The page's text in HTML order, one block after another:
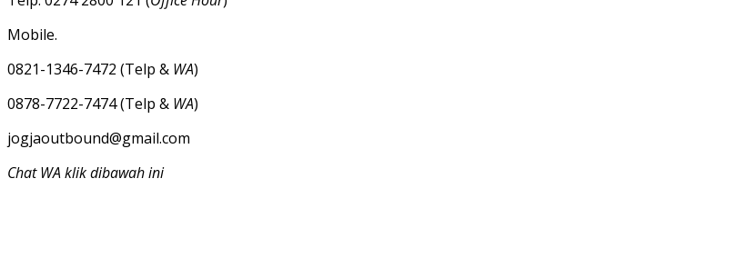
Mobile.
0821-1346-7472 (Telp & WA)
0878-7722-7474 (Telp & WA)
jogjaoutbound@gmail.com
Chat WA klik dibawah ini